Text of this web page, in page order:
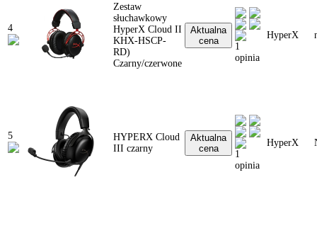
4
Zestaw
słuchawkowy
HyperX Cloud II
KHX-HSCP-
RD)
Czarny/czerwone
Aktualna
cena
1
opinia
HyperX
5
HYPERX Cloud
III czarny
Aktualna
cena
1
opinia
HyperX